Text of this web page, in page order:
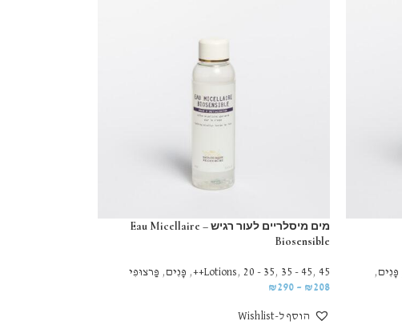
פָּנִים,
מים מיסלריים לעור רגיש – Eau Micellaire
Biosensible
Lotions , 20 - 35 , 35 - 45 , 45++
, פָּנִים, פַּרצוּפִי
₪208
–
₪290
הוסף ל-Wishlist